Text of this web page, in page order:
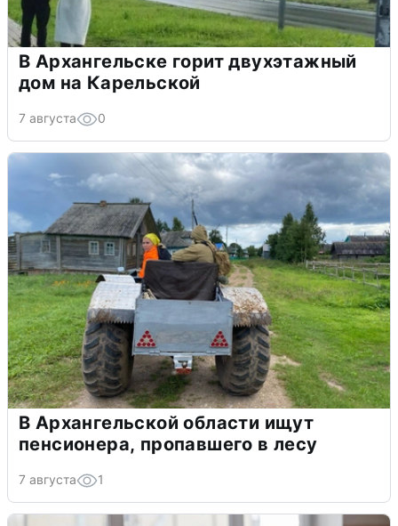
В Архангельске горит двухэтажный
дом на Карельской
7 августа 0
В Архангельской области ищут
пенсионера, пропавшего в лесу
7 августа 1